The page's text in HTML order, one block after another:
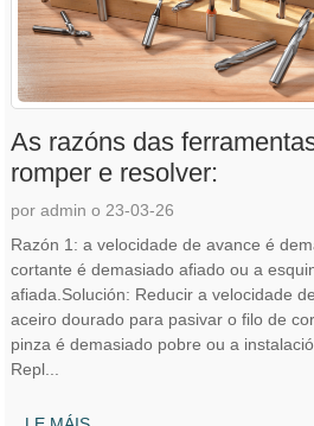
As razóns das
romper e resolver:
por admin o 23-03-26
Razón 1: a velocidade de avance é
cortante é demasiado afiado ou a
afiada.Solución: Reducir a velocidade
aceiro dourado para pasivar o filo de
pinza é demasiado pobre ou a
Repl...